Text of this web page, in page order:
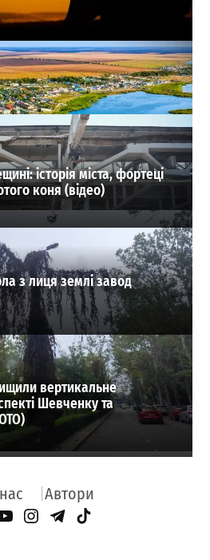
спеки: коли прогнозують
0
історія міста, фортеці
коня (відео)
з лиця землі завод
вертикальне
Шевченку та
Автори
Page
YouTube
Instagram
Telegram
TikTok